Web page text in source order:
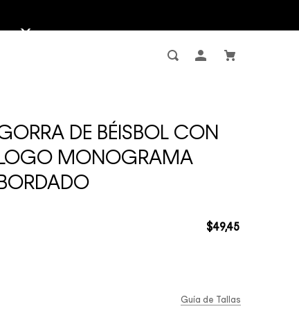
DE BÉISBOL CON
LOGO MONOGRAMA
BORDADO
$49,45
Guía de Tallas